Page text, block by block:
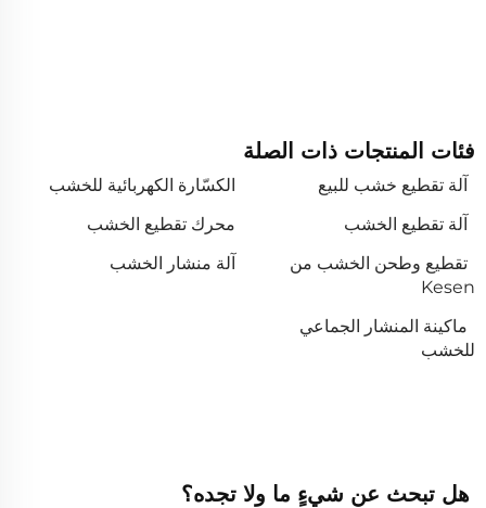
فئات المنتجات ذات الصلة
آلة تقطيع خشب للبيع
الكسّارة الكهربائية للخشب
آلة تقطيع الخشب
محرك تقطيع الخشب
تقطيع وطحن الخشب من
Kesen
آلة منشار الخشب
ماكينة المنشار الجماعي
للخشب
هل تبحث عن شيءٍ ما ولا تجده؟